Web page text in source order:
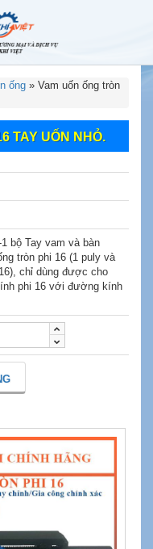
ống » Vam uốn ống tròn
TAY UỐN NHỎ.
bộ Tay vam và bàn
tròn phi 16 (1 puly và
chỉ dùng được cho
phi 16 với đường kính